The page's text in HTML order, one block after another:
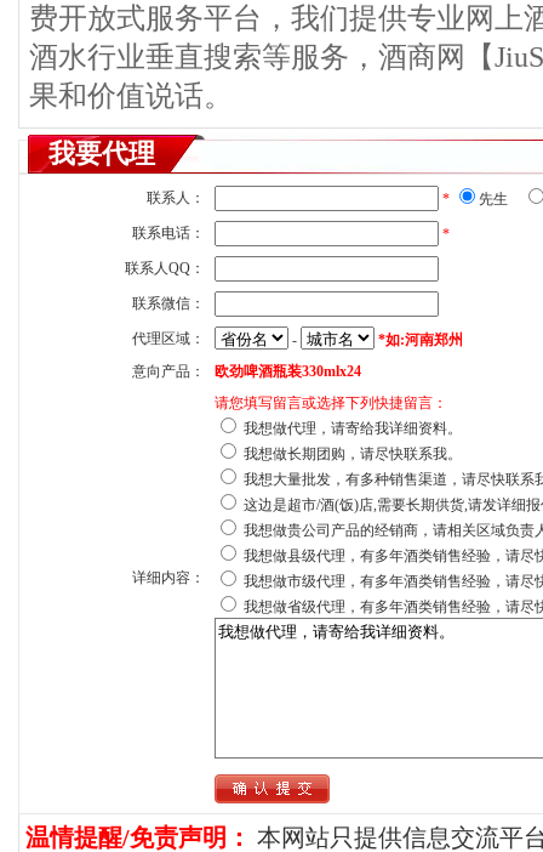
费开放式服务平台，我们提供专业网上
酒水行业垂直搜索等服务，酒商网【
果和价值说话。
我要代理
联系人： *
先生
联系电话：
*
联系人QQ：
联系微信：
代理区域： -
*如:河南郑州
意向产品：
欧劲啤酒瓶装330mlx24
详细内容：
请您填写留言或选择下列快捷留言：
我想做代理，请寄给我详细资料。
我想做长期团购，请尽快联系我。
我想大量批发，有多种销售渠道，请尽快联系
这边是超市/酒(饭)店,需要长期供货,请发详细
我想做贵公司产品的经销商，请相关区域负责
我想做县级代理，有多年酒类销售经验，请尽
我想做市级代理，有多年酒类销售经验，请尽
我想做省级代理，有多年酒类销售经验，请尽
温情提醒/免责声明： 本网站只提供信息交流平